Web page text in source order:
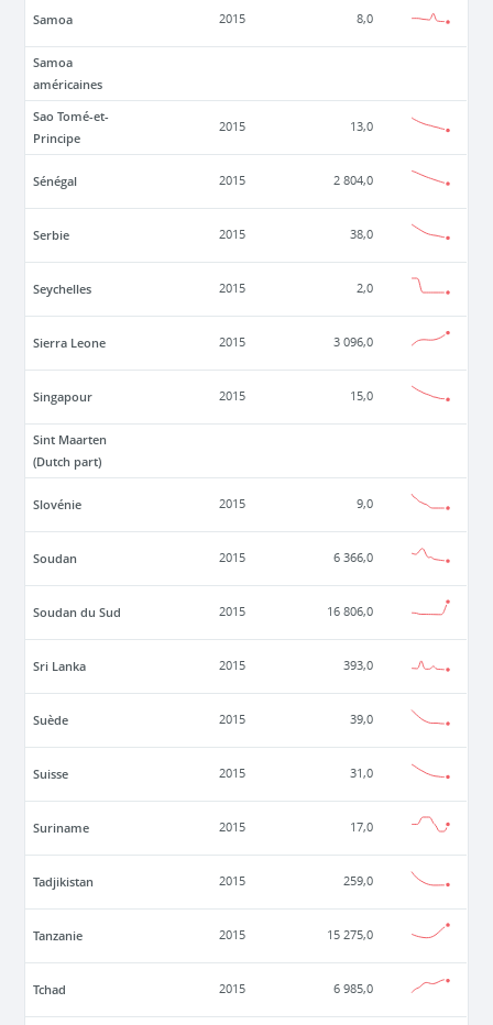
Samoa 2015 8,0
Samoa
américaines
Sao Tomé-et-
Principe
2015 13,0
Sénégal 2015 2 804,0
Serbie 2015 38,0
Seychelles 2015 2,0
Sierra Leone 2015 3 096,0
Singapour 2015 15,0
Sint Maarten
(Dutch part)
Slovénie 2015 9,0
Soudan 2015 6 366,0
Soudan du Sud 2015 16 806,0
Sri Lanka 2015 393,0
Suède 2015 39,0
Suisse 2015 31,0
Suriname 2015 17,0
Tadjikistan 2015 259,0
Tanzanie 2015 15 275,0
Tchad 2015 6 985,0